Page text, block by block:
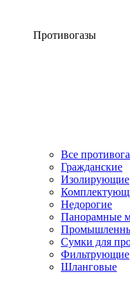
Противогазы
Все
Гражданские
Изолирующие
Недорогие
Панорамные
Сумки для
Фильтрующие
Шланговые